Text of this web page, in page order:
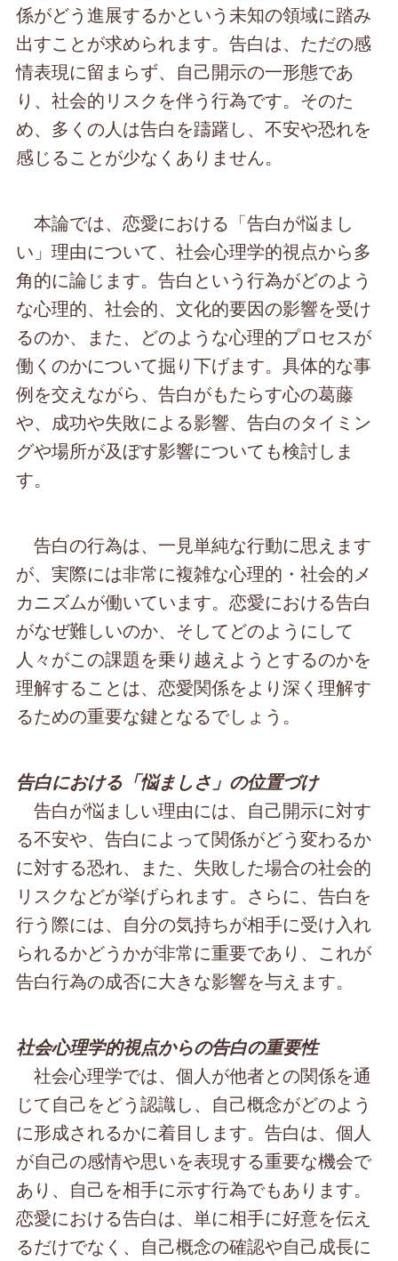
係がどう進展するかという未知の領域に踏み
出すことが求められます。告白は、ただの感
情表現に留まらず、自己開示の一形態であ
り、社会的リスクを伴う行為です。そのた
め、多くの人は告白を躊躇し、不安や恐れを
感じることが少なくありません。
本論では、恋愛における「告白が悩まし
い」理由について、社会心理学的視点から多
角的に論じます。告白という行為がどのよう
な心理的、社会的、文化的要因の影響を受け
るのか、また、どのような心理的プロセスが
働くのかについて掘り下げます。具体的な事
例を交えながら、告白がもたらす心の葛藤
や、成功や失敗による影響、告白のタイミン
グや場所が及ぼす影響についても検討しま
す。
告白の行為は、一見単純な行動に思えます
が、実際には非常に複雑な心理的・社会的メ
カニズムが働いています。恋愛における告白
がなぜ難しいのか、そしてどのようにして
人々がこの課題を乗り越えようとするのかを
理解することは、恋愛関係をより深く理解す
るための重要な鍵となるでしょう。
告白における「悩ましさ」の位置づけ
告白が悩ましい理由には、自己開示に対す
る不安や、告白によって関係がどう変わるか
に対する恐れ、また、失敗した場合の社会的
リスクなどが挙げられます。さらに、告白を
行う際には、自分の気持ちが相手に受け入れ
られるかどうかが非常に重要であり、これが
告白行為の成否に大きな影響を与えます。
社会心理学的視点からの告白の重要性
社会心理学では、個人が他者との関係を通
じて自己をどう認識し、自己概念がどのよう
に形成されるかに着目します。告白は、個人
が自己の感情や思いを表現する重要な機会で
あり、自己を相手に示す行為でもあります。
恋愛における告白は、単に相手に好意を伝え
るだけでなく、自己概念の確認や自己成長に